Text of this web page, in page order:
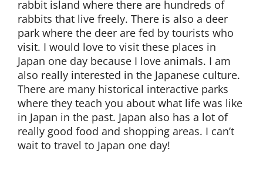
rabbit island where there are hundreds of
rabbits that live freely. There is also a deer
park where the deer are fed by tourists who
visit. I would love to visit these places in
Japan one day because I love animals. I am
also really interested in the Japanese culture.
There are many historical interactive parks
where they teach you about what life was like
in Japan in the past. Japan also has a lot of
really good food and shopping areas. I can’t
wait to travel to Japan one day!